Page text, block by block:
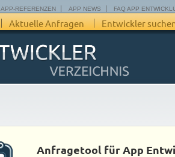
APP-REFERENZEN APP NEWS FAQ APP
Aktuelle Anfragen Entwickler
Anfragetool für App